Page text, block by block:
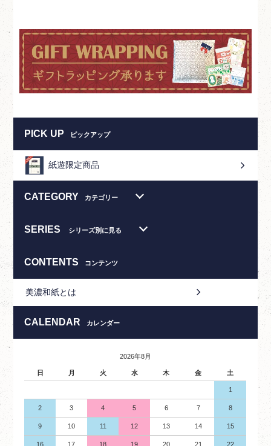
PICK UP ピックアップ
紙遊限定商品
CATEGORY カテゴリー
SERIES シリーズ別に見る
CONTENTS コンテンツ
美濃和紙とは
CALENDAR カレンダー
2026年8月
日 月 火 水 木 金 土
1
2 3 4 5 6 7 8
9 10 11 12 13 14 15
16 17 18 19 20 21 22